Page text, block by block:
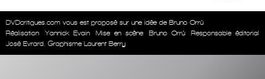
DVDcritiques.com vous est proposé sur une idée de Bruno Orrú
Réalisation
Yannick Evain Mise en scène Bruno Orrú
Responsable éditorial
José Evrard. Graphisme Laurent Berry